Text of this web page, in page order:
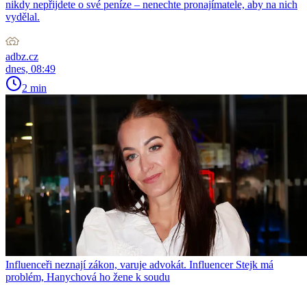
nikdy nepřijdete o své peníze – nenechte pronajímatele, aby na nich
vydělal.
adbz.cz
dnes, 08:49
2 min
Influenceři neznají zákon, varuje advokát. Influencer Stejk má
problém, Hanychová ho žene k soudu